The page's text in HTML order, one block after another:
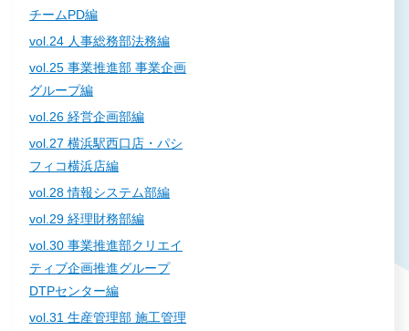
チームPD編
vol.24 人事総務部法務編
vol.25 事業推進部 事業企画
グループ編
vol.26 経営企画部編
vol.27 横浜駅西口店・パシ
フィコ横浜店編
vol.28 情報システム部編
vol.29 経理財務部編
vol.30 事業推進部クリエイ
ティブ企画推進グループ
DTPセンター編
vol.31 生産管理部 施工管理